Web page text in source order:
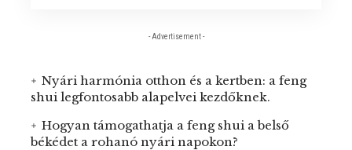
- Advertisement -
Nyári harmónia otthon és a kertben: a feng
shui legfontosabb alapelvei kezdőknek.
Hogyan támogathatja a feng shui a belső
békédet a rohanó nyári napokon?